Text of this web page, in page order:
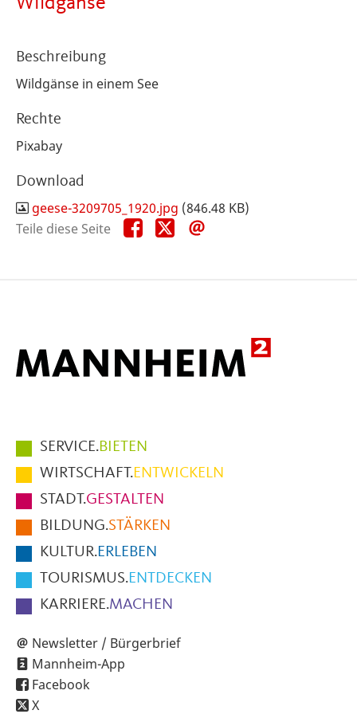
Beschreibung
Wildgänse in einem See
Rechte
Pixabay
Download
geese-3209705_1920.jpg (846.48 KB)
Teile diese Seite
Teile
diese
Teile
diese
Hauptmenüpunkte
im
Fußbereich
der
Seite
SERVICE.BIETEN
WIRTSCHAFT.ENTWICKELN
STADT.GESTALTEN
BILDUNG.STÄRKEN
KULTUR.ERLEBEN
TOURISMUS.ENTDECKEN
KARRIERE.MACHEN
Newsletter / Bürgerbrief
Mannheim-App
Facebook
X